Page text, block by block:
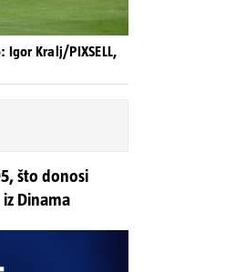
Igor Kralj/PIXSELL,
što donosi
Dinama